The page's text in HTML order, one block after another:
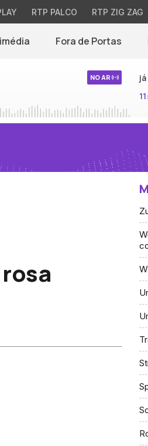
RTP PALCO RTP ZIG ZAG
Fora de Portas
NO AR